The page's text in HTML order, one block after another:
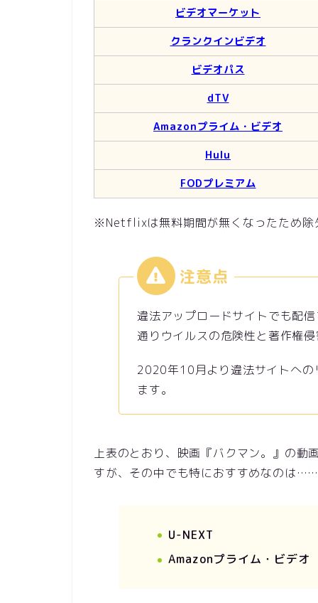
ビデオマーケット
クランクインビデオ
ビデオパス
dTV
Amazonプライム・ビデオ
Hulu
FODプレミアム
※Netflixは無料期間が無くなったため除
違法アップロードサイトでも配
通りウイルスの危険性と著作権
2020年10月より違法サイトへの
ます。
上表のとおり、映画『バクマン。』の
すが、その中でも特におすすめなのは
U-NEXT
Amazonプライム・ビデオ